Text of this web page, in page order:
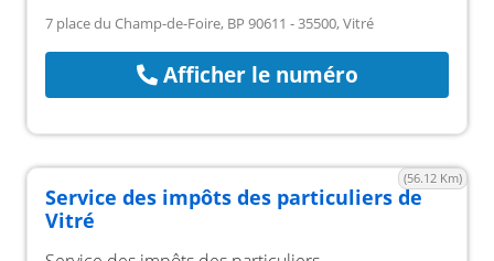
7 place du Champ-de-Foire, BP 90611 - 35500, Vitré
Afficher le numéro
(56.12 Km)
Service des impôts des particuliers de
Vitré